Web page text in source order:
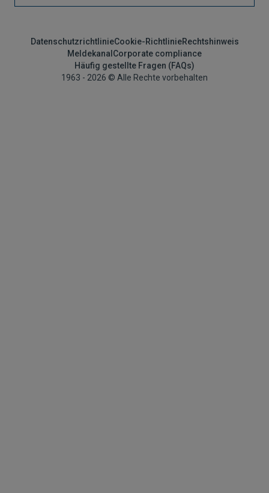
DatenschutzrichtlinieCookie-RichtlinieRechtshinweis
Meldekanal Corporate compliance
Häufig gestellte Fragen (FAQs)
1963 - 2026 © Alle Rechte vorbehalten